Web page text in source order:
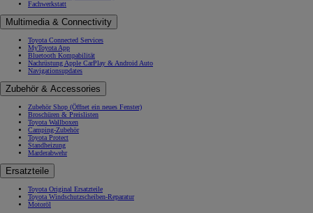
Fachwerkstatt
Multimedia & Connectivity
Toyota Connected Services
MyToyota App
Bluetooth Kompabilität
Nachrüstung Apple CarPlay & Android Auto
Navigationsupdates
Zubehör & Accessories
Zubehör Shop (Öffnet ein neues Fenster)
Broschüren & Preislisten
Toyota Wallboxen
Camping-Zubehör
Toyota Protect
Standheizung
Marderabwehr
Ersatzteile
Toyota Original Ersatzteile
Toyota Windschutzscheiben-Reparatur
Motoröl